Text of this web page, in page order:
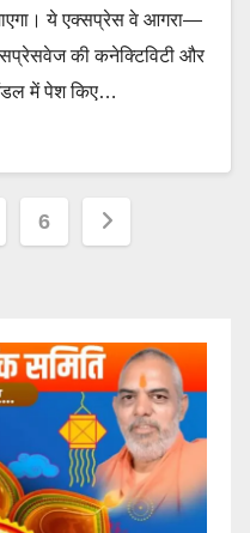
ये एक्सप्रेस वे आगरा—
की कनेक्टिविटी और
में पेश किए…
6